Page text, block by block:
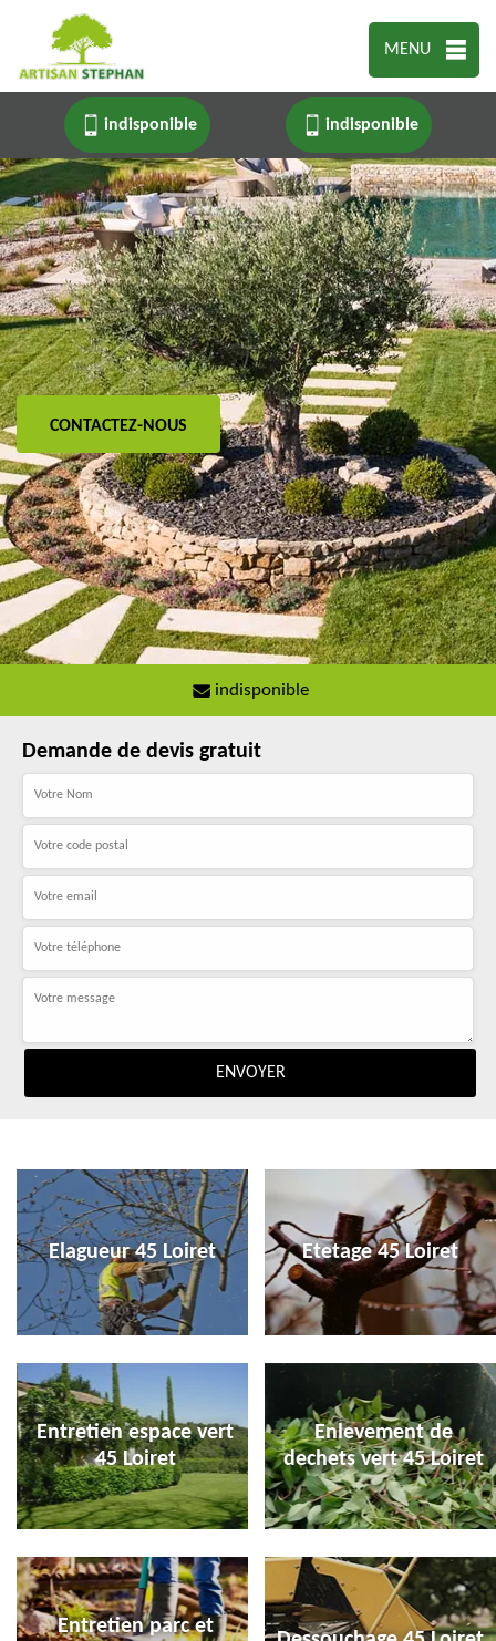
MENU
indisponible indisponible
CONTACTEZ-NOUS
indisponible
Demande de devis gratuit
Elagueur 45 Loiret Etetage 45 Loiret
Entretien espace vert
45 Loiret
Enlevement de
dechets vert 45 Loiret
Entretien parc et